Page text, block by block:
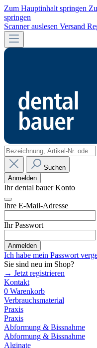
Zum Hauptinhalt springen
springen
Scanner auslesen Versand
Suchen
Anmelden
Ihr dental bauer Konto
Ihre E-Mail-Adresse
Ihr Passwort
Anmelden
Ich habe mein Passwort
Sie sind neu im Shop?
→ Jetzt registrieren
Kontakt
0 Warenkorb
Verbrauchsmaterial
Praxis
Praxis
Abformung & Bissnahme
Abformung & Bissnahme
Alginate